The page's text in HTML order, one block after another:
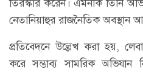
তিরস্কার করেন। এমনকি তিনি
নেতানিয়াহুর রাজনৈতিক
প্রতিবেদনে উল্লেখ করা হয়,
করে সম্ভাব্য সামরিক অভিযান